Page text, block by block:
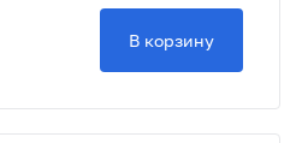
В корзину